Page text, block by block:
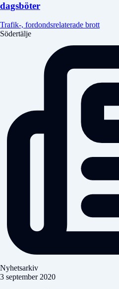
dagsböter
Trafik-, fordondsrelaterade brott
Södertälje
Nyhetsarkiv
3 september 2020